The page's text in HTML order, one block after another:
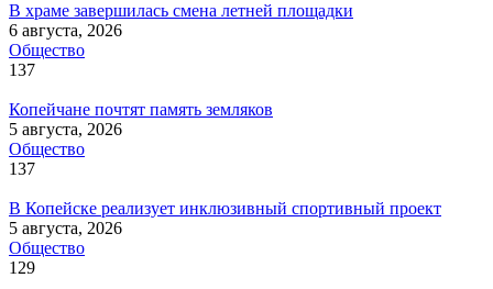
В храме завершилась смена летней площадки
6 августа, 2026
Общество
137
Копейчане почтят память земляков
5 августа, 2026
Общество
137
В Копейске реализует инклюзивный спортивный проект
5 августа, 2026
Общество
129